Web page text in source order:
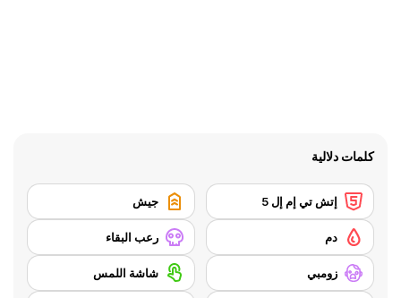
كلمات دلالية
إتش تي إم إل 5 جيش
دم رعب البقاء
زومبي شاشة اللمس